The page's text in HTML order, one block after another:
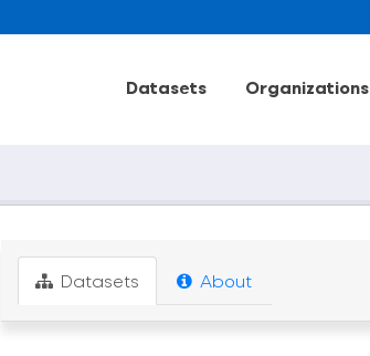
Datasets Organizations
Datasets About